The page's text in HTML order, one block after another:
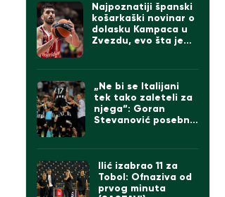
Najpoznatiji španski
košarkaški novinar o
dolasku Kampaca u
Zvezdu, evo šta je
„Ne bi se Italijani
tek tako zaleteli za
njega“: Goran
Stevanović posebno
Ilić izabrao 11 za
Tobol: Ofnaziva od
prvog minuta